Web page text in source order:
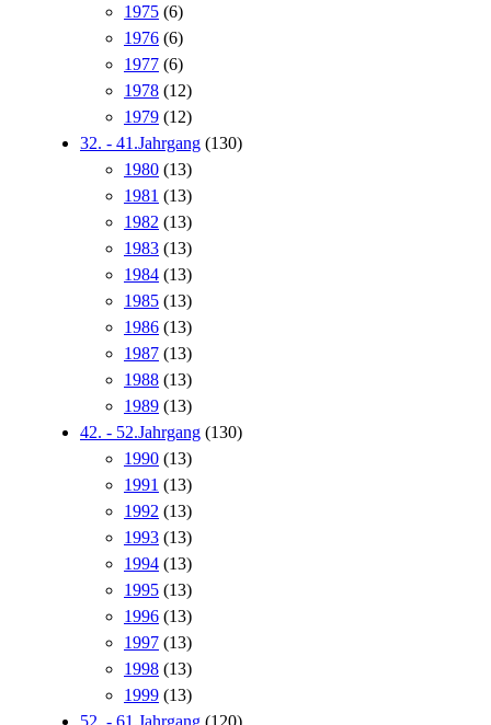
1975 (6)
1976 (6)
1977 (6)
1978 (12)
1979 (12)
32. - 41.Jahrgang (130)
1980 (13)
1981 (13)
1982 (13)
1983 (13)
1984 (13)
1985 (13)
1986 (13)
1987 (13)
1988 (13)
1989 (13)
42. - 52.Jahrgang (130)
1990 (13)
1991 (13)
1992 (13)
1993 (13)
1994 (13)
1995 (13)
1996 (13)
1997 (13)
1998 (13)
1999 (13)
52. - 61.Jahrgang (120)